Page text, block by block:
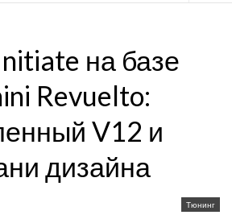
на базе
Revuelto:
V12 и
дизайна
Тюнинг